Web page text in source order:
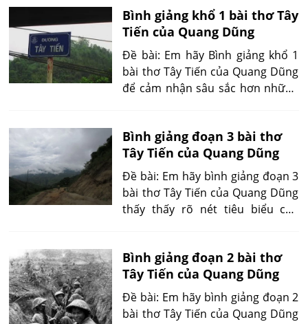
hương đất nước?
Bình giảng khổ 1 bài thơ Tây
Tiến của Quang Dũng
Đề bài: Em hãy Bình giảng khổ 1
bài thơ Tây Tiến của Quang Dũng
để cảm nhận sâu sắc hơn những
chống Pháp xâm lược?
Bình giảng đoạn 3 bài thơ
Tây Tiến của Quang Dũng
Đề bài: Em hãy bình giảng đoạn 3
bài thơ Tây Tiến của Quang Dũng
thấy thấy rõ nét tiêu biểu của
gian khổ mà người lính phải trãi
qua trong cuộc chiến chống Pháp
xâm lược?
Bình giảng đoạn 2 bài thơ
Tây Tiến của Quang Dũng
Đề bài: Em hãy bình giảng đoạn 2
bài thơ Tây Tiến của Quang Dũng